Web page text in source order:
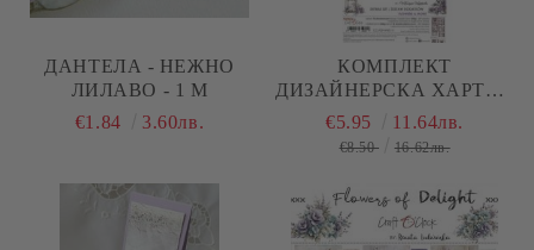
ДАНТЕЛА - НЕЖНО
ЛИЛАВО - 1 М
€1.84
3.60лв.
КОМПЛЕКТ
ДИЗАЙНЕРСКА ХАРТИЯ
С ЕЛЕМЕНТИ ЗА
ИЗРЯЗВАНЕ - HERITAGE
€5.95 11.64лв.
€8.50 16.62лв.